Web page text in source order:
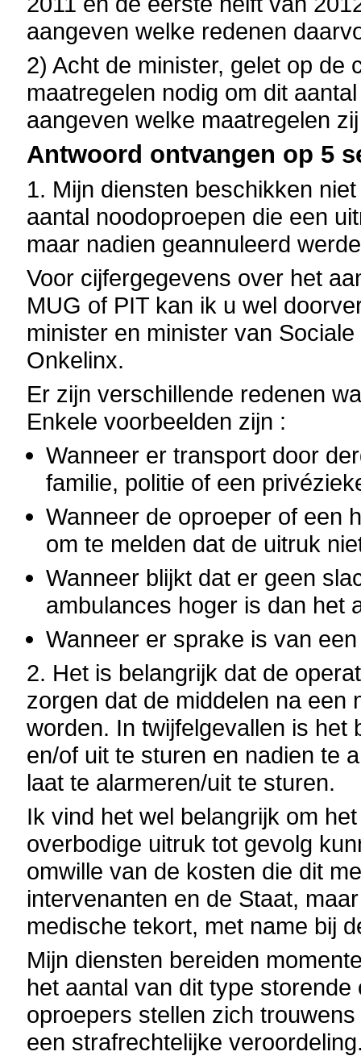
aangeven welke redenen
2) Acht de minister, gelet op de
maatregelen nodig om dit
aangeven welke maatregelen
Antwoord ontvangen op 5
1. Mijn diensten beschikken
aantal noodoproepen die een
maar nadien geannuleerd
Voor cijfergegevens over het
MUG of PIT kan ik u wel
minister en minister van
Onkelinx.
Er zijn verschillende redenen
Enkele voorbeelden zijn :
Wanneer er transport door
familie, politie of een
Wanneer de oproeper of een
om te melden dat de uitruk
Wanneer blijkt dat er geen
ambulances hoger is dan het
Wanneer er sprake is van
2. Het is belangrijk dat de
zorgen dat de middelen na een
worden. In twijfelgevallen is het
en/of uit te sturen en nadien te
laat te alarmeren/uit te sturen.
Ik vind het wel belangrijk om
overbodige uitruk tot gevolg
omwille van de kosten die dit
intervenanten en de Staat,
medische tekort, met name bij
Mijn diensten bereiden
het aantal van dit type
oproepers stellen zich
een strafrechtelijke